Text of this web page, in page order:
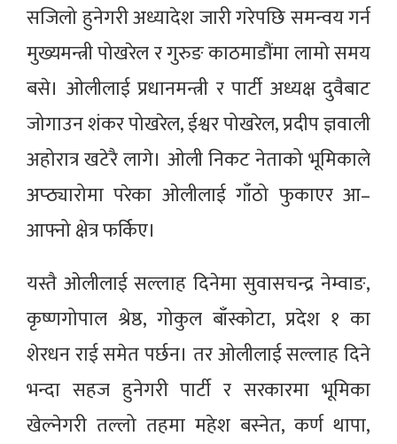
सजिलो हुनेगरी अध्यादेश जारी गरेपछि समन्वय गर्न
मुख्यमन्त्री पोखरेल र गुरुङ काठमाडौंमा लामो समय
बसे। ओलीलाई प्रधानमन्त्री र पार्टी अध्यक्ष दुवैबाट
जोगाउन शंकर पोखरेल, ईश्वर पोखरेल, प्रदीप ज्ञवाली
अहोरात्र खटेरै लागे। ओली निकट नेताको भूमिकाले
अप्ठ्यारोमा परेका ओलीलाई गाँठो फुकाएर आ–
आफ्नो क्षेत्र फर्किए।
यस्तै ओलीलाई सल्लाह दिनेमा सुवासचन्द्र नेम्वाङ,
कृष्णगोपाल श्रेष्ठ, गोकुल बाँस्कोटा, प्रदेश १ का
शेरधन राई समेत पर्छन। तर ओलीलाई सल्लाह दिने
भन्दा सहज हुनेगरी पार्टी र सरकारमा भूमिका
खेल्नेगरी तल्लो तहमा महेश बस्नेत, कर्ण थापा,